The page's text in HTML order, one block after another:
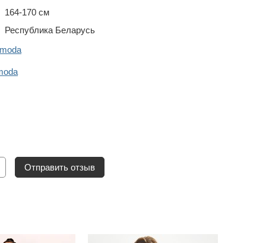
164-170 см
Республика Беларусь
Отправить отзыв